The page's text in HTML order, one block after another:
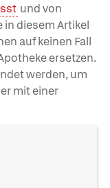
und von
diesem Artikel
auf keinen Fall
ersetzen.
werden, um
mit einer